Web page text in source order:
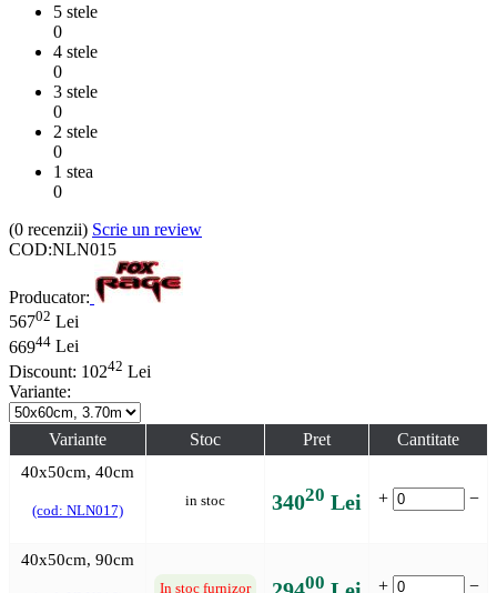
5 stele
0
4 stele
0
3 stele
0
2 stele
0
1 stea
0
(0 recenzii) Scrie un review
COD:NLN015
Producator:
56702 Lei
66944 Lei
Discount: 10242 Lei
Variante:
Variante Stoc Pret Cantitate
40x50cm, 40cm
(cod: NLN017)
in stoc 34020 Lei + −
40x50cm, 90cm
In stoc furnizor 00 + −